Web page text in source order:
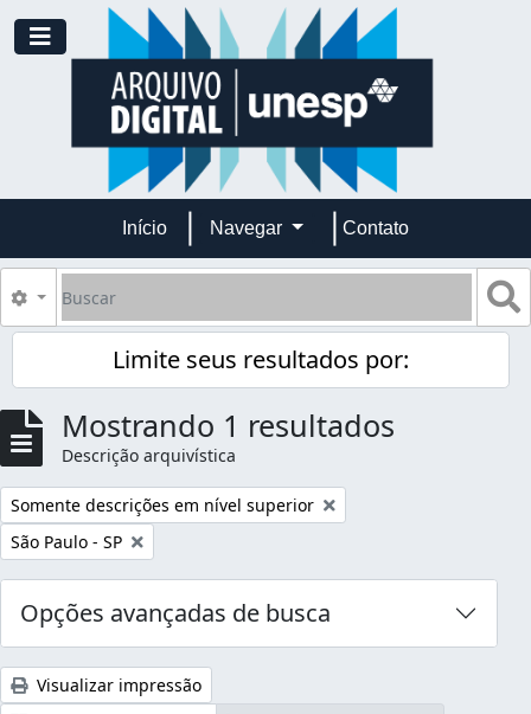
Skip to main content
Toggle navigation
Início Navegar Contato
Buscar
Opções de busca
Limite seus resultados por:
Mostrando 1 resultados
Descrição arquivística
Remover filtro:
Somente descrições em nível superior
Remover filtro:
São Paulo - SP
Opções avançadas de busca
Visualizar impressão